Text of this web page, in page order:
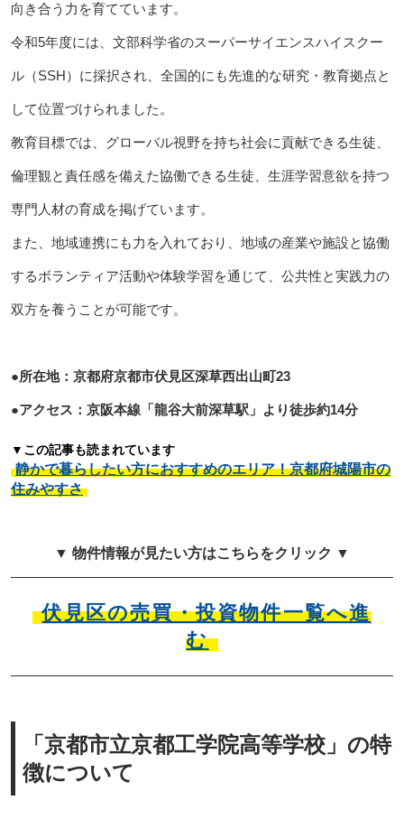
向き合う力を育てています。
令和5年度には、文部科学省のスーパーサイエンスハイスクー
ル（SSH）に採択され、全国的にも先進的な研究・教育拠点と
して位置づけられました。
教育目標では、グローバル視野を持ち社会に貢献できる生徒、
倫理観と責任感を備えた協働できる生徒、生涯学習意欲を持つ
専門人材の育成を掲げています。
また、地域連携にも力を入れており、地域の産業や施設と協働
するボランティア活動や体験学習を通じて、公共性と実践力の
双方を養うことが可能です。
●所在地：京都府京都市伏見区深草西出山町23
●アクセス：京阪本線「龍谷大前深草駅」より徒歩約14分
▼この記事も読まれています
静かで暮らしたい方におすすめのエリア！京都府城陽市の
住みやすさ
▼ 物件情報が見たい方はこちらをクリック ▼
伏見区の売買・投資物件一覧へ進
む
「京都市立京都工学院高等学校」の特
徴について